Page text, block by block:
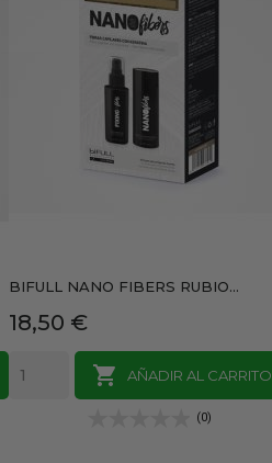
BIFULL NANO FIBERS RUBIO...
Precio
18,50 €

AÑADIR AL CARRITO
(0)